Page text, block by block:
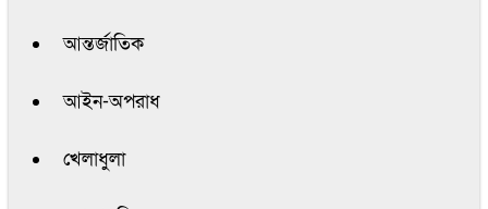
আন্তর্জাতিক
আইন-অপরাধ
খেলাধুলা